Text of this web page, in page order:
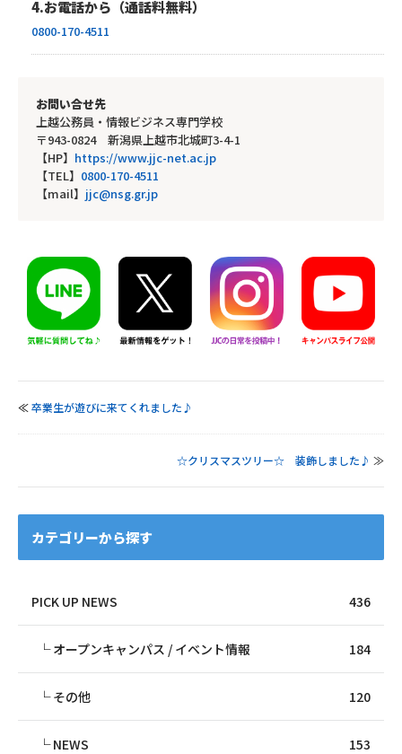
4.お電話から（通話料無料）
0800-170-4511
お問い合せ先
上越公務員・情報ビジネス専門学校
〒943-0824 新潟県上越市北城町3-4-1
【HP】 https://www.jjc-net.ac.jp
【TEL】 0800-170-4511
【mail】 jjc@nsg.gr.jp
≪卒業生が遊びに来てくれました♪
☆クリスマスツリー☆ 装飾しました♪ ≫
カテゴリーから探す
PICK UP NEWS 436
オープンキャンパス / イベント情報 184
その他 120
NEWS 153